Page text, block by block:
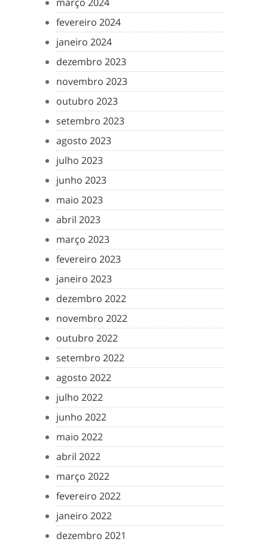
fevereiro 2024
janeiro 2024
dezembro 2023
novembro 2023
outubro 2023
setembro 2023
agosto 2023
julho 2023
junho 2023
maio 2023
abril 2023
março 2023
fevereiro 2023
janeiro 2023
dezembro 2022
novembro 2022
outubro 2022
setembro 2022
agosto 2022
julho 2022
junho 2022
maio 2022
abril 2022
março 2022
fevereiro 2022
janeiro 2022
dezembro 2021